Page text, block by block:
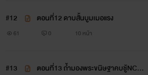
#12 ตอนที่12 ดาบสั้นบูมเมอแรง
61 0 10 หน้า
#13
ตอนที่13 ถ้ำมองพระขนิษฐาคบชู้NC18